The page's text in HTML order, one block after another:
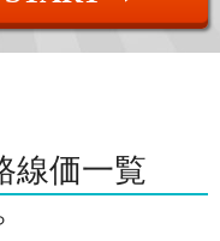
線価一覧